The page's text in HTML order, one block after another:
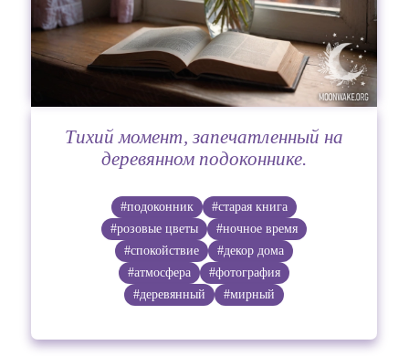
Тихий момент, запечатленный на
деревянном подоконнике.
#подоконник
#старая книга
#розовые цветы
#ночное время
#спокойствие
#декор дома
#атмосфера
#фотография
#деревянный
#мирный